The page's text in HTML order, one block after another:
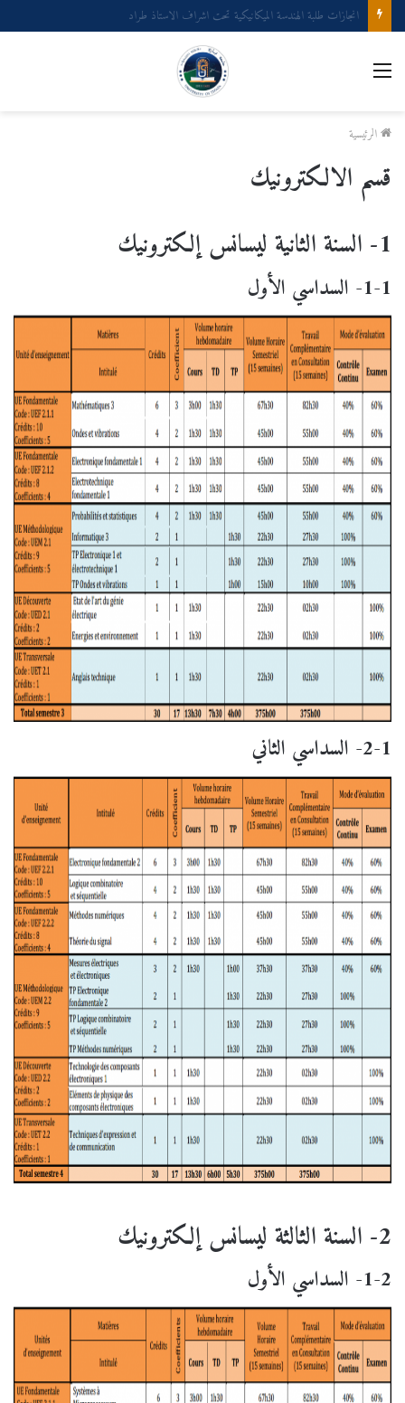
مناقشات مشاريع نهاية طور اليسانس GM GP
القائمة
الرئيسية
قسم الالكترونيك
1- السنة الثانية ليسانس إلكترونيك
1-1- السداسي الأول
2-1- السداسي الثاني
2- السنة الثالثة ليسانس إلكترونيك
1-2- السداسي الأول